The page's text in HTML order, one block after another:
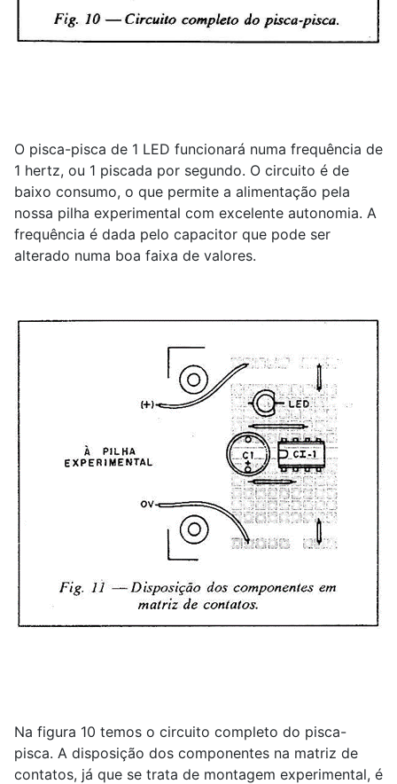
O pisca-pisca de 1 LED funcionará numa frequência de
1 hertz, ou 1 piscada por segundo. O circuito é de
baixo consumo, o que permite a alimentação pela
nossa pilha experimental com excelente autonomia. A
frequência é dada pelo capacitor que pode ser
alterado numa boa faixa de valores.
Na figura 10 temos o circuito completo do pisca-
pisca. A disposição dos componentes na matriz de
contatos, já que se trata de montagem experimental, é